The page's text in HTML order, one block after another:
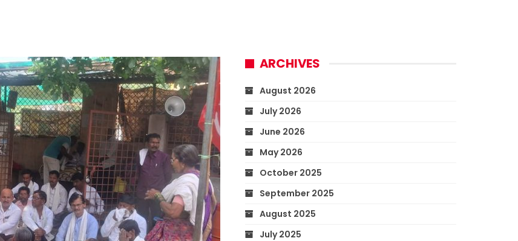
ARCHIVES
August 2026
July 2026
June 2026
May 2026
October 2025
September 2025
August 2025
July 2025